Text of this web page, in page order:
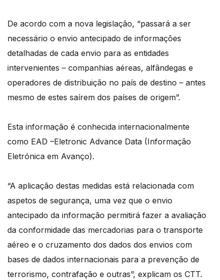
De acordo com a nova legislação, “passará a ser
necessário o envio antecipado de informações
detalhadas de cada envio para as entidades
intervenientes – companhias aéreas, alfândegas e
operadores de distribuição no país de destino – antes
mesmo de estes saírem dos países de origem”.
Esta informação é conhecida internacionalmente
como EAD –Eletronic Advance Data (Informação
Eletrónica em Avanço).
“A aplicação destas medidas está relacionada com
aspetos de segurança, uma vez que o envio
antecipado da informação permitirá fazer a avaliação
da conformidade das mercadorias para o transporte
aéreo e o cruzamento dos dados dos envios com
bases de dados internacionais para a prevenção de
terrorismo, contrafação e outras”, explicam os CTT.